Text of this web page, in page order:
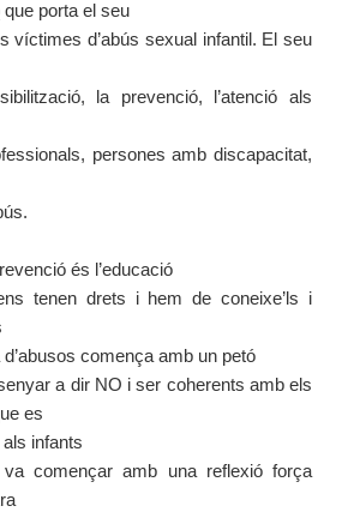
que porta el seu
víctimes d’abús sexual infantil. El seu
la prevenció, l’atenció als
persones amb discapacitat,
és l’educació
drets i hem de coneixe’ls i
comença amb un petó
a dir NO i ser coherents amb els
es
infants
començar amb una reflexió força